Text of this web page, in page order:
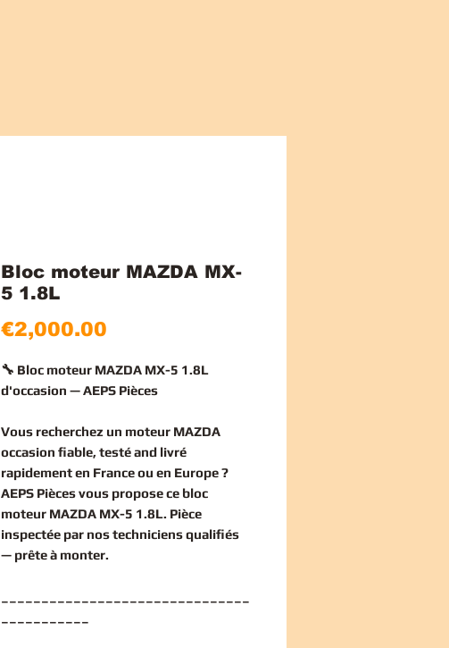
Bloc moteur MAZDA MX-
5 1.8L
€2,000.00
🔧 Bloc moteur MAZDA MX-5 1.8L
d'occasion — AEPS Pièces
Vous recherchez un moteur MAZDA
occasion fiable, testé and livré
rapidement en France ou en Europe ?
AEPS Pièces vous propose ce bloc
moteur MAZDA MX-5 1.8L. Pièce
inspectée par nos techniciens qualifiés
— prête à monter.